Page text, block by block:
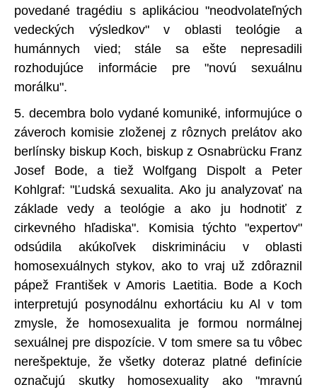
povedané tragédiu s aplikáciou "neodvolateľných
vedeckých výsledkov" v oblasti teológie a
humánnych vied; stále sa ešte nepresadili
rozhodujúce informácie pre "novú sexuálnu
morálku".
5. decembra bolo vydané komuniké, informujúce o
záveroch komisie zloženej z rôznych prelátov ako
berlínsky biskup Koch, biskup z Osnabrücku Franz
Josef Bode, a tiež Wolfgang Dispolt a Peter
Kohlgraf: "Ľudská sexualita. Ako ju analyzovať na
základe vedy a teológie a ako ju hodnotiť z
cirkevného hľadiska". Komisia týchto "expertov"
odsúdila akúkoľvek diskrimináciu v oblasti
homosexuálnych stykov, ako to vraj už zdôraznil
pápež František v Amoris Laetitia. Bode a Koch
interpretujú posynodálnu exhortáciu ku Al v tom
zmysle, že homosexualita je formou normálnej
sexuálnej pre dispozície. V tom smere sa tu vôbec
nerešpektuje, že všetky doteraz platné definície
označujú skutky homosexuality ako "mravnú